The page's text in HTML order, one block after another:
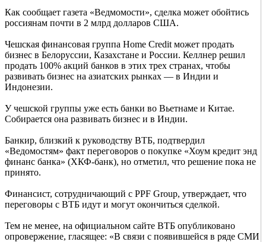
Как сообщает газета «Ведмомости», сделка может обойтись
россиянам почти в 2 млрд долларов США.
Чешская финансовая группа Home Credit может продать
бизнес в Белоруссии, Казахстане и России. Келлнер решил
продать 100% акций банков в этих трех странах, чтобы
развивать бизнес на азиатских рынках — в Индии и
Индонезии.
У чешской группы уже есть банки во Вьетнаме и Китае.
Собирается она развивать бизнес и в Индии.
Банкир, близкий к руководству ВТБ, подтвердил
«Ведомостям» факт переговоров о покупке «Хоум кредит энд
финанс банка» (ХКФ-банк), но отметил, что решение пока не
принято.
Финансист, сотрудничающий с PPF Group, утверждает, что
переговоры с ВТБ идут и могут окончиться сделкой.
Тем не менее, на официальном сайте ВТБ опубликовано
опровержение, гласящее: «В связи с появившейся в ряде СМИ